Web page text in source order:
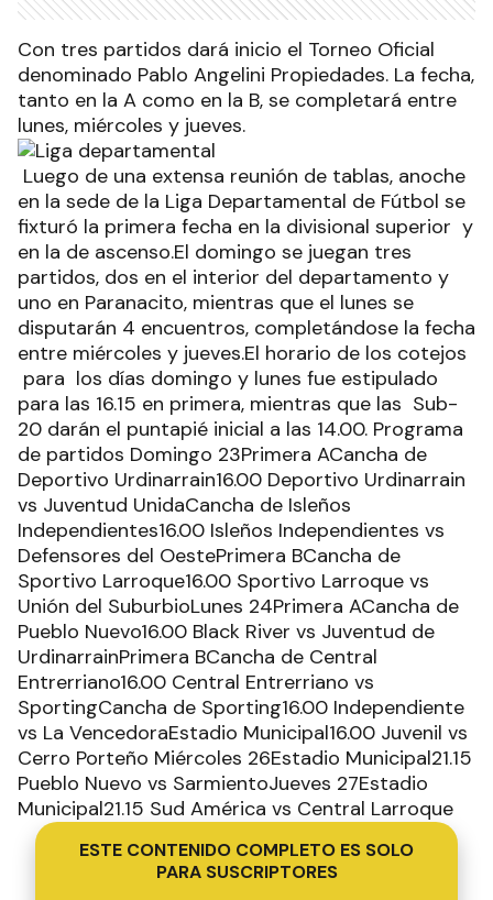
Con tres partidos dará inicio el Torneo Oficial
denominado Pablo Angelini Propiedades. La fecha,
tanto en la A como en la B, se completará entre
lunes, miércoles y jueves.
Luego de una extensa reunión de tablas, anoche
en la sede de la Liga Departamental de Fútbol se
fixturó la primera fecha en la divisional superior y
en la de ascenso.El domingo se juegan tres
partidos, dos en el interior del departamento y
uno en Paranacito, mientras que el lunes se
disputarán 4 encuentros, completándose la fecha
entre miércoles y jueves.El horario de los cotejos
para los días domingo y lunes fue estipulado
para las 16.15 en primera, mientras que las Sub-
20 darán el puntapié inicial a las 14.00. Programa
de partidos Domingo 23Primera ACancha de
Deportivo Urdinarrain16.00 Deportivo Urdinarrain
vs Juventud UnidaCancha de Isleños
Independientes16.00 Isleños Independientes vs
Defensores del OestePrimera BCancha de
Sportivo Larroque16.00 Sportivo Larroque vs
Unión del SuburbioLunes 24Primera ACancha de
Pueblo Nuevo16.00 Black River vs Juventud de
UrdinarrainPrimera BCancha de Central
Entrerriano16.00 Central Entrerriano vs
SportingCancha de Sporting16.00 Independiente
vs La VencedoraEstadio Municipal16.00 Juvenil vs
Cerro Porteño Miércoles 26Estadio Municipal21.15
Pueblo Nuevo vs SarmientoJueves 27Estadio
Municipal21.15 Sud América vs Central Larroque
ESTE CONTENIDO COMPLETO ES SOLO
PARA SUSCRIPTORES